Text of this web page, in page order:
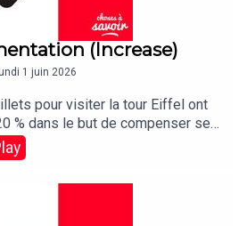
(Increase)
1 juin 2026
pour visiter la tour Eiffel ont
% dans le but de compenser ses
élevés.Traduction :Ticket
the Eiffel Tower have been